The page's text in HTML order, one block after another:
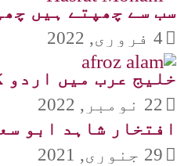
سب سے چھپتے ہیں
4 فروری, 2022
خلیج عرب میں اردو
22 نومبر, 2022
افتخار شاہد ابو
29 جنوری, 2021